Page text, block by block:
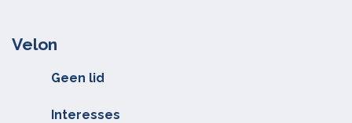
Velon
Geen lid
Interesses